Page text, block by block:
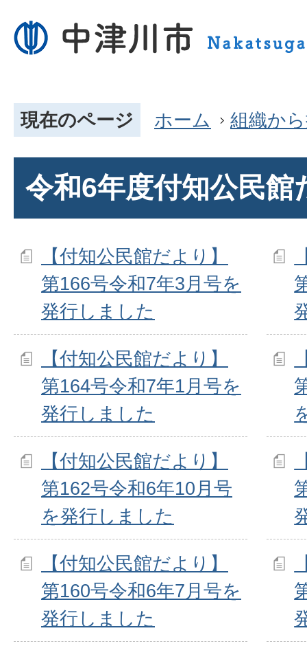
現在のページ ホーム 組織か
令和6年度付知公民館
【付知公民館だより】
第166号令和7年3月号を
発行しました
【付知公民館だより】
第164号令和7年1月号を
発行しました
【付知公民館だより】
第162号令和6年10月号
を発行しました
【付知公民館だより】
第160号令和6年7月号を
発行しました